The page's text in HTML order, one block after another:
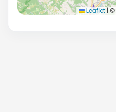
Leaflet | ©